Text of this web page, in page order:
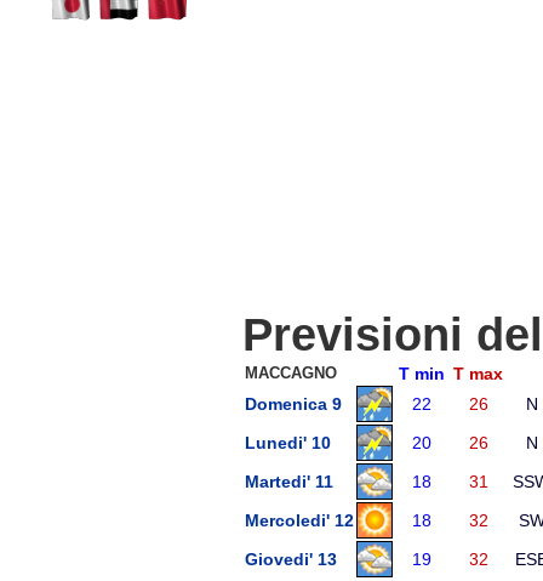
Previsioni
MACCAGNO T min T max
Domenica 9
22 26
N
Lunedi' 10
20 26
N
Martedi' 11
18 31
Mercoledi' 12
18 32
Giovedi' 13
19 32